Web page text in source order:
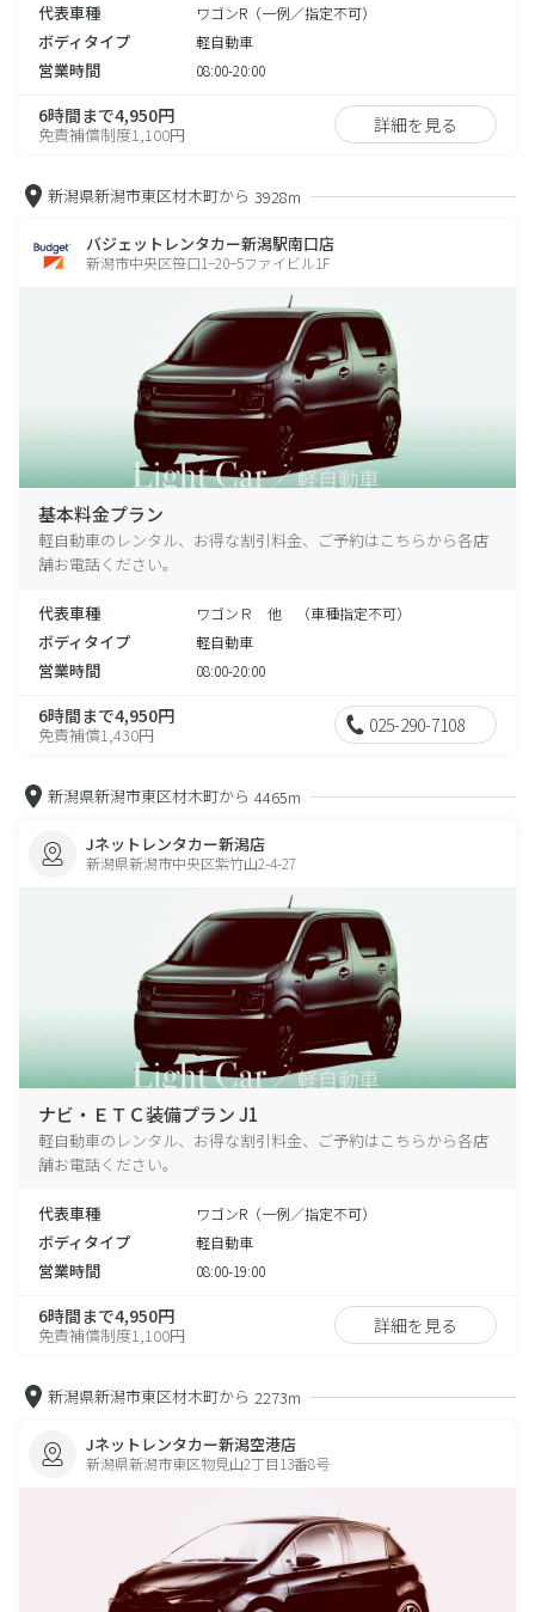
代表車種 ワゴンR（一例／指定不可）
ボディタイプ 軽自動車
営業時間 08:00-20:00
6時間まで4,950円
免責補償制度1,100円 詳細を見る
新潟県新潟市東区材木町から 3928m
バジェットレンタカー新潟駅南口店
新潟市中央区笹口1−20−5ファイビル1F
基本料金プラン
軽自動車のレンタル、お得な割引料金、ご予約はこちらから各店
舗お電話ください。
代表車種 ワゴンＲ 他 （車種指定不可）
ボディタイプ 軽自動車
営業時間 08:00-20:00
6時間まで4,950円
免責補償1,430円 025-290-7108
新潟県新潟市東区材木町から 4465m
Jネットレンタカー新潟店
新潟県新潟市中央区紫竹山2-4-27
ナビ・ＥＴＣ装備プラン J1
軽自動車のレンタル、お得な割引料金、ご予約はこちらから各店
舗お電話ください。
代表車種 ワゴンR（一例／指定不可）
ボディタイプ 軽自動車
営業時間 08:00-19:00
6時間まで4,950円
免責補償制度1,100円 詳細を見る
新潟県新潟市東区材木町から 2273m
Jネットレンタカー新潟空港店
新潟県新潟市東区物見山2丁目13番8号